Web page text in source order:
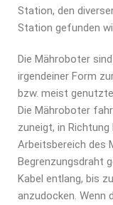
Station, den
Station gefunden
Die Mähroboter
irgendeiner Form
bzw. meist
Die Mähroboter
zuneigt, in Richtung
Arbeitsbereich des
Begrenzungsdraht
Kabel entlang, bis
anzudocken. Wenn